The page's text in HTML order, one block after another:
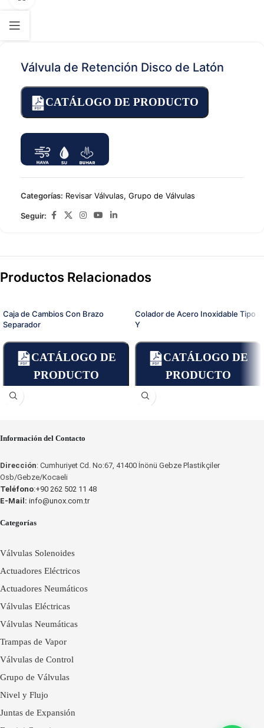
Válvula de Retención Disco de Latón
CATÁLOGO DE PRODUCTO
Categorías: Revisar Válvulas, Grupo de Válvulas
Seguir:
Productos Relacionados
Caja de Cambios Con Brazo
Separador
CATÁLOGO DE
PRODUCTO
Colador de Acero Inoxidable Tipo
Y
CATÁLOGO DE
PRODUCTO
Información del Contacto
Dirección: Cumhuriyet Cd. No:67, 41400 İnönü Gebze Plastikçiler
Osb/Gebze/Kocaeli
Teléfono:+90 262 502 11 48
E-Mail: info@unox.com.tr
Categorías
Válvulas Solenoides
Actuadores Eléctricos
Actuadores Neumáticos
Válvulas Eléctricas
Válvulas Neumáticas
Trampas de Vapor
Válvulas de Control
Grupo de Válvulas
Nivel y Flujo
Juntas de Expansión